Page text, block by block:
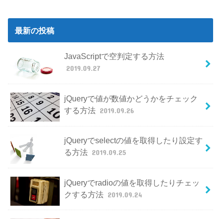
最新の投稿
JavaScriptで空判定する方法
2019.09.27
jQueryで値が数値かどうかをチェック
する方法 2019.09.26
jQueryでselectの値を取得したり設定す
る方法 2019.09.25
jQueryでradioの値を取得したりチェッ
クする方法 2019.09.24